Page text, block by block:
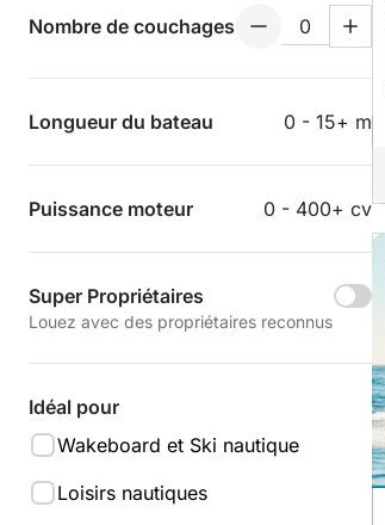
Nombre de couchages
Longueur du bateau 0 - 15+ m
Puissance moteur 0 - 400+ cv
Super Propriétaires
Louez avec des propriétaires reconnus
Idéal pour
Wakeboard et Ski nautique
Loisirs nautiques